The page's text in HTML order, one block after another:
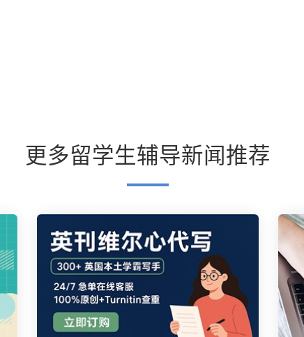
更多留学生辅导新闻推荐